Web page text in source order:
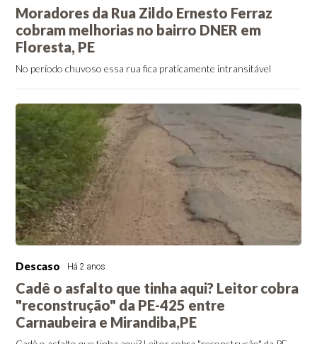
Moradores da Rua Zildo Ernesto Ferraz
cobram melhorias no bairro DNER em
Floresta, PE
No período chuvoso essa rua fica praticamente intransitável
Descaso Há 2 anos
Cadê o asfalto que tinha aqui? Leitor cobra
"reconstrução" da PE-425 entre
Carnaubeira e Mirandiba,PE